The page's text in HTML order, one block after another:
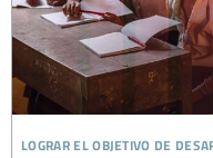
lograr el objetivo de